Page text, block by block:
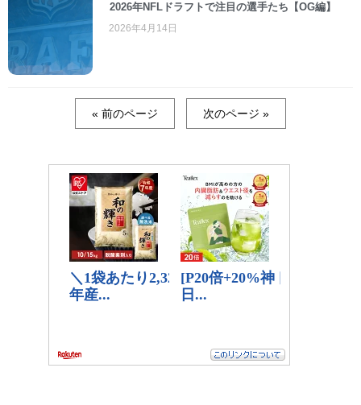
2026年NFLドラフトで注目の選手たち【OG編】
2026年4月14日
« 前のページ 次のページ »